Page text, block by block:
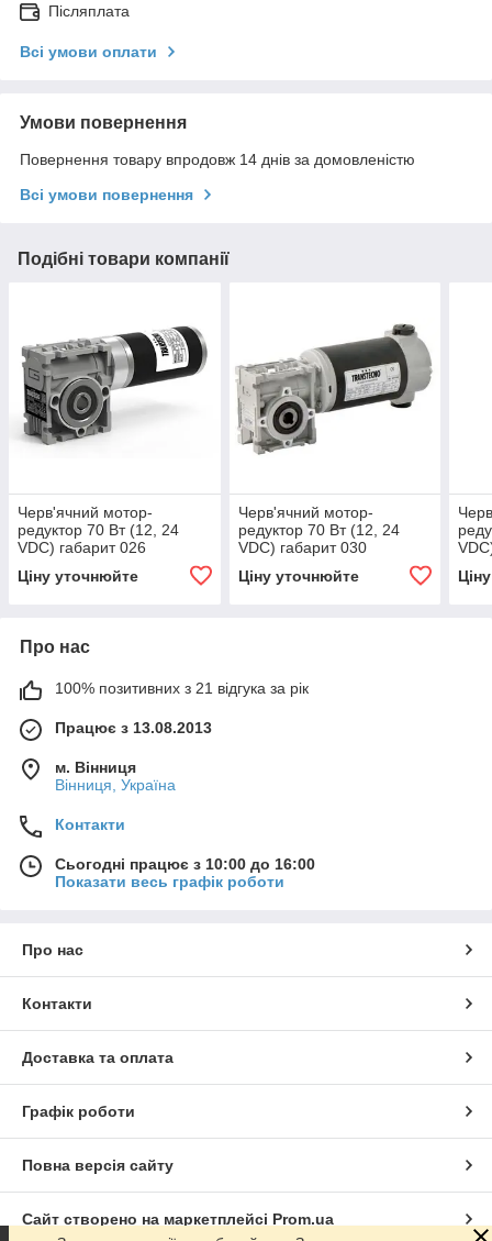
Післяплата
Всі умови оплати
Умови повернення
Повернення товару впродовж 14 днів за домовленістю
Всі умови повернення
Подібні товари компанії
Черв'ячний мотор-
редуктор 70 Вт (12, 24
VDC) габарит 026
Ціну уточнюйте
Черв'ячний мотор-
редуктор 70 Вт (12, 24
VDC) габарит 030
Ціну уточнюйте
Про нас
100% позитивних з 21 відгука за рік
Працює з 13.08.2013
м. Вінниця
Вінниця, Україна
Контакти
Сьогодні працює з 10:00 до 16:00
Показати весь графік роботи
Про нас
Контакти
Доставка та оплата
Графік роботи
Повна версія сайту
Сайт створено на маркетплейсі Prom.ua